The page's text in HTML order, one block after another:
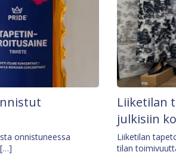
onnistuneessa
Liiketilan
julkisiin
Liiketilan
tilan